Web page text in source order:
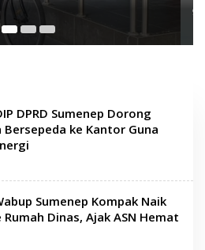
DPRD Sumenep Dorong
ke Kantor Guna
Sumenep Kompak Naik
Rumah Dinas, Ajak ASN Hemat